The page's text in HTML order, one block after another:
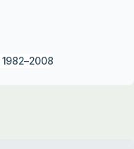
1982–2008